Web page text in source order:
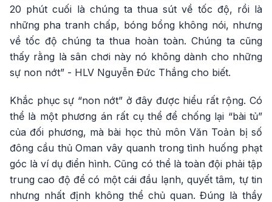
20 phút cuối là chúng ta thua sút về tốc độ, rồi là
những pha tranh chấp, bóng bổng không nói, nhưng
về tốc độ chúng ta thua hoàn toàn. Chúng ta cũng
thấy rằng là sân chơi này nó không dành cho những
sự non nớt” - HLV Nguyễn Đức Thắng cho biết.
Khắc phục sự “non nớt” ở đây được hiểu rất rộng. Có
thể là một phương án rất cụ thể để chống lại “bài tủ”
của đối phương, mà bài học thủ môn Văn Toản bị số
đông cầu thủ Oman vây quanh trong tình huống phạt
góc là ví dụ điển hình. Cũng có thể là toàn đội phải tập
trung cao độ để có một cái đầu lạnh, quyết tâm, tự tin
nhưng nhất định không thể chủ quan. Đúng là thầy